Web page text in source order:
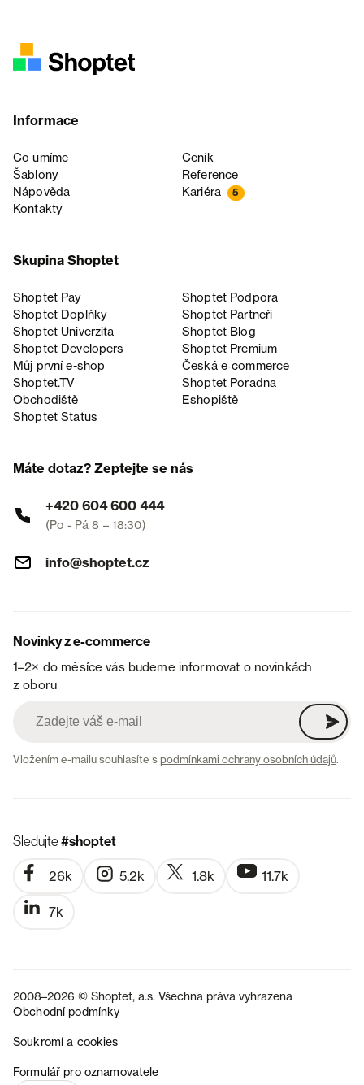
Informace
Co umíme
Ceník
Šablony
Reference
Nápověda
Kariéra 5
Kontakty
Skupina Shoptet
Shoptet Pay
Shoptet Podpora
Shoptet Doplňky
Shoptet Partneři
Shoptet Univerzita
Shoptet Blog
Shoptet Developers
Shoptet Premium
Můj první e-shop
Česká e‑commerce
Shoptet.TV
Shoptet Poradna
Obchodiště
Eshopiště
Shoptet Status
Máte dotaz? Zeptejte se nás
+420 604 600 444
(Po - Pá 8 – 18:30)
info@shoptet.cz
Novinky z e-commerce
1–2× do měsíce vás budeme informovat o novinkách
z oboru
Vložením e-mailu souhlasíte spodmínkami ochrany osobních údajů.
Sledujte#shoptet
26k 5.2k 1.8k 11.7k
7k
2008–2026 © Shoptet, a.s. Všechna práva vyhrazena
Obchodní podmínky
Soukromí a cookies
Formulář pro oznamovatele